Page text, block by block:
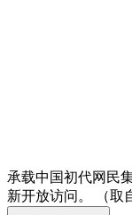
承载中国初代网民
新开放访问。 （取